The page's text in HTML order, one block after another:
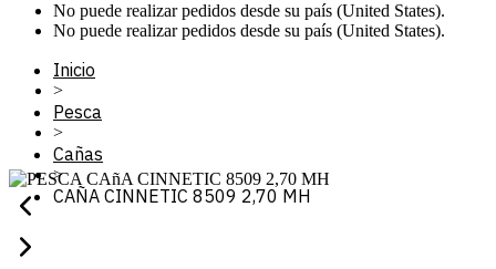
No puede realizar pedidos desde su país (United States).
No puede realizar pedidos desde su país (United States).
Inicio
>
Pesca
>
Cañas
>
CAÑA CINNETIC 8509 2,70 MH